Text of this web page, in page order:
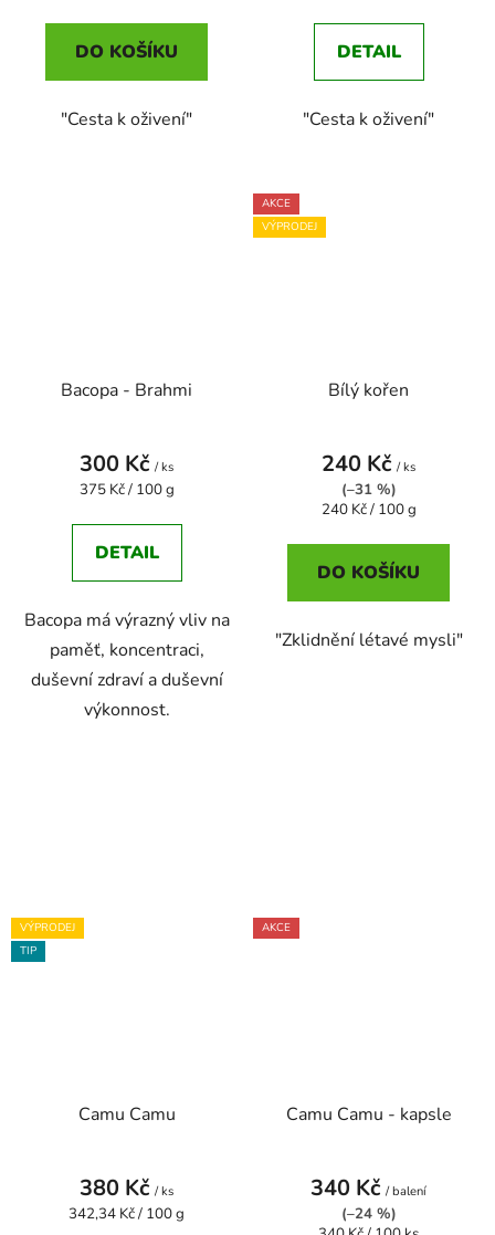
DO KOŠÍKU
"Cesta k oživení"
DETAIL
"Cesta k oživení"
Bacopa - Brahmi
300 Kč / ks
Měrná
375 Kč / 100 g
DETAIL
Bacopa má výrazný vliv na
paměť, koncentraci,
duševní zdraví a duševní
výkonnost.
AKCE
VÝPRODEJ
Bílý kořen
240 Kč / ks
(–31 %)
Měrná
240 Kč / 100 g
DO KOŠÍKU
"Zklidnění létavé mysli"
VÝPRODEJ
TIP
Camu Camu
380 Kč / ks
Měrná
342,34 Kč / 100 g
AKCE
Camu Camu - kapsle
340 Kč / balení
(–24 %)